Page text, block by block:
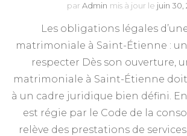
par Admin mis à jour le juin 30,
Les obligations légales
matrimoniale à Saint-Étienne :
respecter Dès son ouverture,
matrimoniale à Saint-Étienne
à un cadre juridique bien défini.
est régie par le Code de la
relève des prestations de